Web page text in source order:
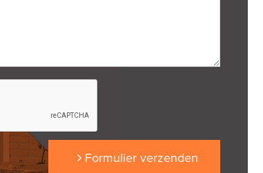
Formulier verzenden